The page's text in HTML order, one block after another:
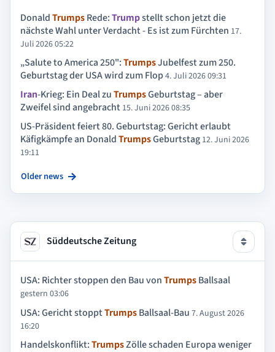
DonaldTrumpsRede:Trumpstellt schon jetzt die
nächste Wahl unter Verdacht - Es ist zum Fürchten 17.
Juli 2026 05:22
„Salute to America 250":TrumpsJubelfest zum 250.
Geburtstag der USA wird zum Flop4. Juli 2026 09:31
Iran-Krieg: Ein Deal zuTrumpsGeburtstag – aber
Zweifel sind angebracht 15. Juni 2026 08:35
US-Präsident feiert 80. Geburtstag: Gericht erlaubt
Käfigkämpfe an DonaldTrumpsGeburtstag 12. Juni 2026
19:11
Older news
Süddeutsche Zeitung
USA: Richter stoppen den Bau vonTrumpsBallsaal
gestern 03:06
USA: Gericht stopptTrumpsBallsaal-Bau 7. August 2026
16:20
Handelskonflikt:TrumpsZölle schaden Europa weniger